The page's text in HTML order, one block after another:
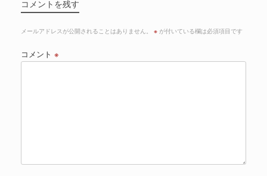
コメントを残す
メールアドレスが公開されることはありません。 ※ が付いている欄は必須項目です
コメント ※